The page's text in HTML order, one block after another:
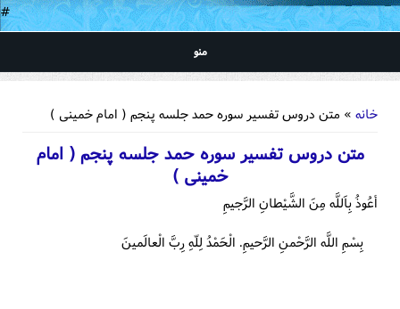
#
منو
خانه » متن دروس تفسير سوره حمد جلسه پنجم ( امام خمینی )
متن دروس تفسير سوره حمد جلسه پنجم ( امام
خمینی )
أعُوذُ بِاَللَّه مِنَ الشَّيْطانِ الرَّجيمِ‏
بِسْمِ اللَّه الرَّحْمنِ الرَّحيمِ. الْحَمْدُ لِلّهِ رِبَّ الْعالَمينَ‏